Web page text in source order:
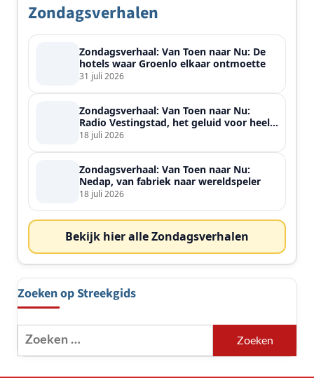
Zondagsverhalen
Zondagsverhaal: Van Toen naar Nu: De
hotels waar Groenlo elkaar ontmoette
31 juli 2026
Zondagsverhaal: Van Toen naar Nu:
Radio Vestingstad, het geluid voor heel
de streek
18 juli 2026
Zondagsverhaal: Van Toen naar Nu:
Nedap, van fabriek naar wereldspeler
18 juli 2026
Bekijk hier alle Zondagsverhalen
Zoeken op Streekgids
Zoeken
naar: